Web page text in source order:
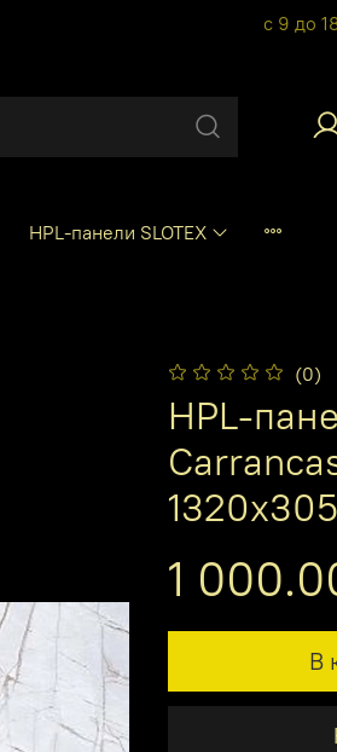
с 9 до
HPL-панели SLOTEX
(0)
HPL-
1
В